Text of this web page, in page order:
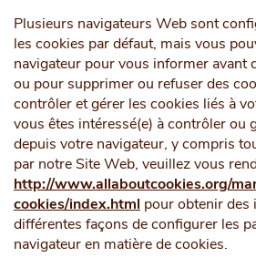
Plusieurs navigateurs Web sont
les cookies par défaut, mais vous
navigateur pour vous informer avant
ou pour supprimer ou refuser des
contrôler et gérer les cookies liés à
vous êtes intéressé(e) à contrôler ou
depuis votre navigateur, y compris
par notre Site Web, veuillez vous
http://www.allaboutcookies.org/
cookies/index.html pour obtenir
différentes façons de configurer les
navigateur en matière de cookies.